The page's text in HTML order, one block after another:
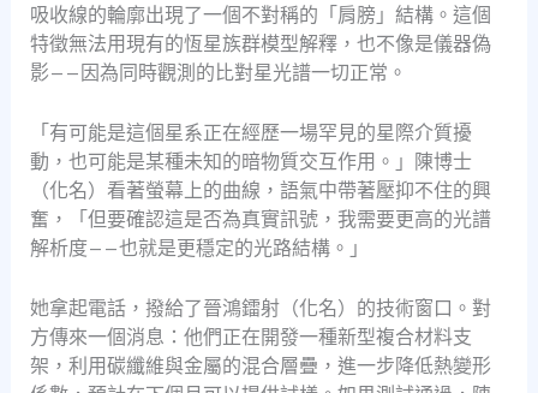
吸收線的輪廓出現了一個不對稱的「肩膀」結構。這個
特徵無法用現有的恆星族群模型解釋，也不像是儀器偽
影——因為同時觀測的比對星光譜一切正常。
「有可能是這個星系正在經歷一場罕見的星際介質擾
動，也可能是某種未知的暗物質交互作用。」陳博士
（化名）看著螢幕上的曲線，語氣中帶著壓抑不住的興
奮，「但要確認這是否為真實訊號，我需要更高的光譜
解析度——也就是更穩定的光路結構。」
她拿起電話，撥給了晉鴻鐳射（化名）的技術窗口。對
方傳來一個消息：他們正在開發一種新型複合材料支
架，利用碳纖維與金屬的混合層疊，進一步降低熱變形